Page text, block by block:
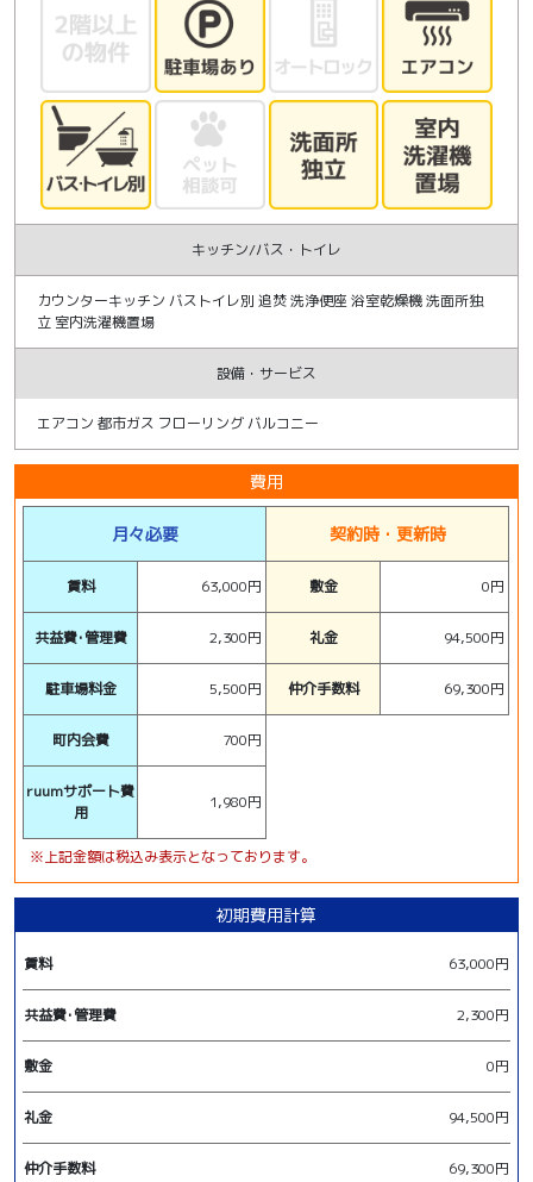
キッチン/バス・トイレ
カウンターキッチン バストイレ別 追焚 洗浄便座 浴室乾燥機 洗面所独
立 室内洗濯機置場
設備・サービス
エアコン 都市ガス フローリング バルコニー
費用
月々必要
賃料 63,000円
共益費･管理費 2,300円
駐車場料金 5,500円
町内会費 700円
ruumサポート費
用
1,980円
契約時・更新時
敷金 0円
礼金 94,500円
仲介手数料 69,300円
※上記金額は税込み表示となっております。
初期費用計算
賃料 63,000円
共益費･管理費 2,300円
敷金 0円
礼金 94,500円
仲介手数料 69,300円